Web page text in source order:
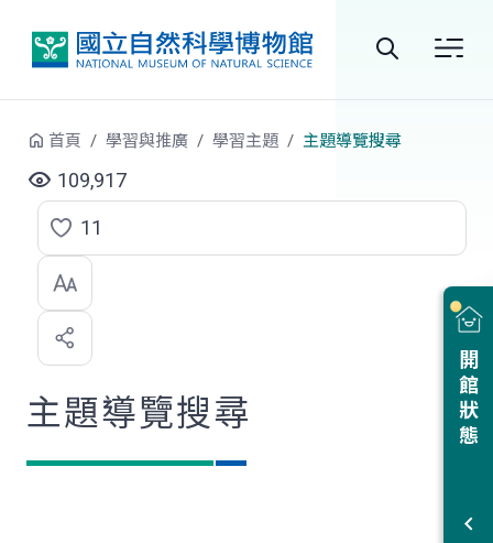
站
尋
開館狀態
首頁 學習與推廣 學習主題 主題導覽搜尋
109,917
點
選
喜
歡
11
主題導覽搜尋